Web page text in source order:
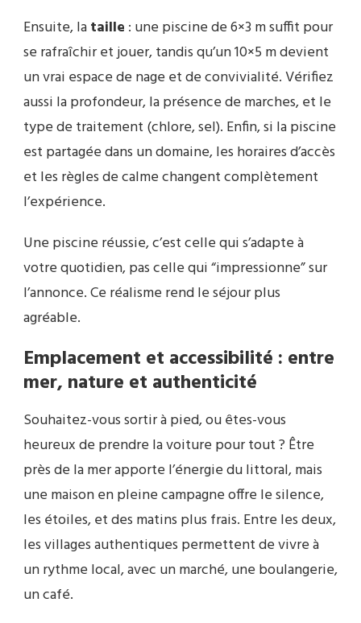
Ensuite, lataille : une piscine de 6×3 m suffit pour
se rafraîchir et jouer, tandis qu’un 10×5 m devient
un vrai espace de nage et de convivialité. Vérifiez
aussi la profondeur, la présence de marches, et le
type de traitement (chlore, sel). Enfin, si la piscine
est partagée dans un domaine, les horaires d’accès
et les règles de calme changent complètement
l’expérience.
Une piscine réussie, c’est celle qui s’adapte à
votre quotidien, pas celle qui “impressionne” sur
l’annonce. Ce réalisme rend le séjour plus
agréable.
Emplacement et accessibilité : entre
mer, nature et authenticité
Souhaitez-vous sortir à pied, ou êtes-vous
heureux de prendre la voiture pour tout ? Être
près de la mer apporte l’énergie du littoral, mais
une maison en pleine campagne offre le silence,
les étoiles, et des matins plus frais. Entre les deux,
les villages authentiques permettent de vivre à
un rythme local, avec un marché, une boulangerie,
un café.